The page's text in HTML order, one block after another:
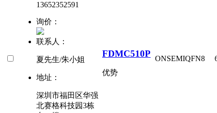
13652352591
询价：
联系人：
夏先生/朱小姐
地址：
深圳市福田区华强
北赛格科技园3栋
FDMC510P
优势
ONSEMIQFN8